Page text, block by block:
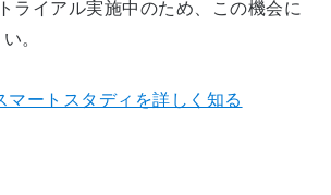
ライアル実施中のため、この機会に
。
マートスタディを詳しく知る